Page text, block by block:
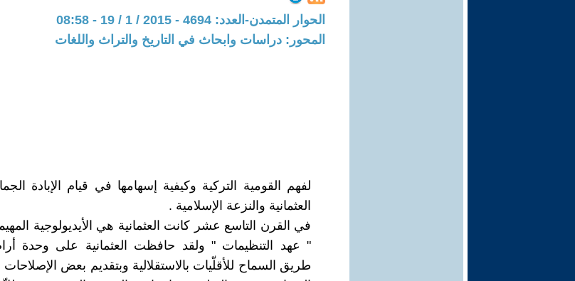
الحوار المتمدن-العدد: 4694 - 2015 / 1 / 19 - 08:58
المحور: دراسات وابحاث في التاريخ والتراث واللغات
لفهم القومية التركية وكيفية إسهامها في قيام الإبادة
العثمانية والنزعة الإسلامية .
في القرن التاسع عشر كانت العثمانية هي الأيديولوجية
" عهد التنظيمات " ولقد حافظت العثمانية على وحدة
طريق السماح للأقلّيات بالاستقلالية وبتقديم بعض الإصلاحات